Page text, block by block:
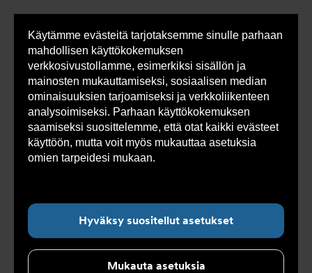
Käytämme evästeitä tarjotaksemme sinulle parhaan
mahdollisen käyttökokemuksen
verkkosivustollamme, esimerkiksi sisällön ja
mainosten mukauttamiseksi, sosiaalisen median
ominaisuuksien tarjoamiseksi ja verkkoliikenteen
analysoimiseksi. Parhaan käyttökokemuksen
saamiseksi suosittelemme, että otat kaikki evästeet
käyttöön, mutta voit myös mukauttaa asetuksia
omien tarpeidesi mukaan.
Hyväksy suositellut asetukset
Mukauta asetuksia
Olet
tässä:
Armatec > Tuotteet > Mittaus > Energiamittarit
Lämpöenergiamittari AT 7505A